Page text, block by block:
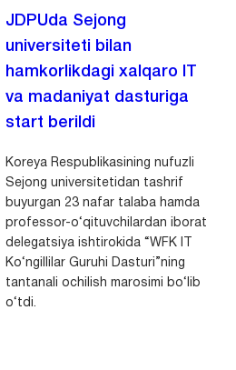
JDPUda Sejong
universiteti bilan
hamkorlikdagi xalqaro IT
va madaniyat dasturiga
start berildi
Koreya Respublikasining nufuzli
Sejong universitetidan tashrif
buyurgan 23 nafar talaba hamda
professor-o‘qituvchilardan iborat
delegatsiya ishtirokida “WFK IT
Ko‘ngillilar Guruhi Dasturi”ning
tantanali ochilish marosimi bo‘lib
o‘tdi.